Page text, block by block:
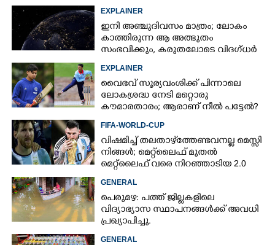
EXPLAINER
ഇനി അഞ്ചുദിവസം മാത്രം; ലോകം
കാത്തിരുന്ന ആ അത്ഭുതം
സംഭവിക്കും, കരുതലോടെ വിദഗ്ധർ
EXPLAINER
വൈഭവ് സൂര്യവംശിക്ക് പിന്നാലെ
ലോകശ്രദ്ധ നേടി മറ്റൊരു
കൗമാരതാരം; ആരാണ് നീൽ പട്ടേൽ?
FIFA-WORLD-CUP
വിഷമിച്ച് തലതാഴ്‌ത്തേണ്ടവനല്ല മെസ്സി
നിങ്ങള്‍; മെറ്റ്‌ലൈഫ് മുതല്‍
മെറ്റ്‌ലൈഫ് വരെ നിറഞ്ഞാടിയ 2.0
GENERAL
പെരുമഴ: പത്ത് ജില്ലകളിലെ
വിദ്യാഭ്യാസ സ്ഥാപനങ്ങൾക്ക് അവധി
പ്രഖ്യാപിച്ചു.
GENERAL